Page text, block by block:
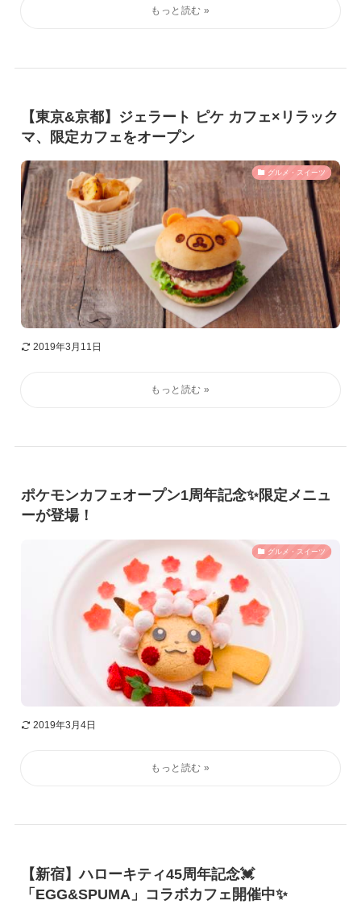
【東京&京都】ジェラート ピケ カフェ×リラック
マ、限定カフェをオープン
グルメ・スイーツ
2019年3月11日
ポケモンカフェオープン1周年記念✨限定メニュ
ーが登場！
グルメ・スイーツ
2019年3月4日
【新宿】ハローキティ45周年記念💓
「EGG&SPUMA」コラボカフェ開催中✨